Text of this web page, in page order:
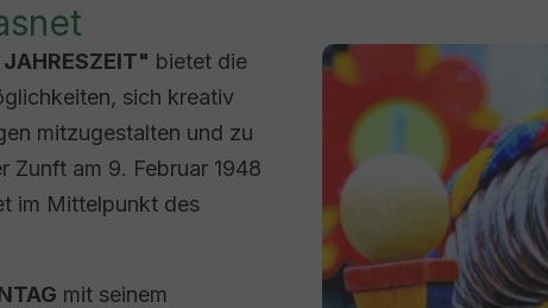
Show larger version for:
bietet die
sich kreativ
mitzugestalten und zu
Zunft am 9. Februar 1948
im Mittelpunkt des
mit seinem